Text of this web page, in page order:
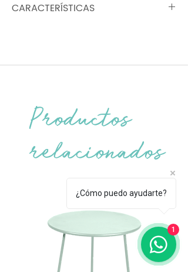
CARACTERÍSTICAS
Productos
relacionados
¿Cómo puedo ayudarte?
1